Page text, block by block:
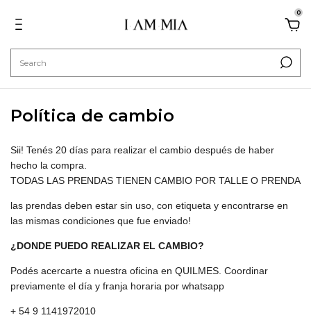
0
Política de cambio
Sii! Tenés 20 días para realizar el cambio después de haber
hecho la compra.
TODAS LAS PRENDAS TIENEN CAMBIO POR TALLE O PRENDA
las prendas deben estar sin uso, con etiqueta y encontrarse en
las mismas condiciones que fue enviado!
¿DONDE PUEDO REALIZAR EL CAMBIO?
Podés acercarte a nuestra oficina en QUILMES. Coordinar
previamente el día y franja horaria por whatsapp
+ 54 9 1141972010